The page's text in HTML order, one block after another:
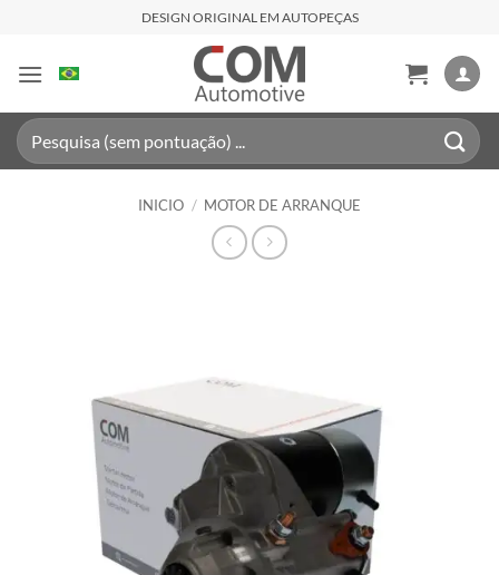
contenido
DESIGN ORIGINAL EM AUTOPEÇAS
Buscar
por:
INICIO / MOTOR DE ARRANQUE